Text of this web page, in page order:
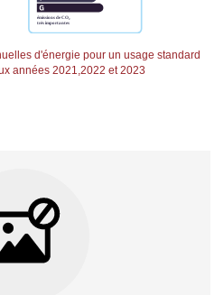
d'énergie pour un usage standard
années 2021,2022 et 2023